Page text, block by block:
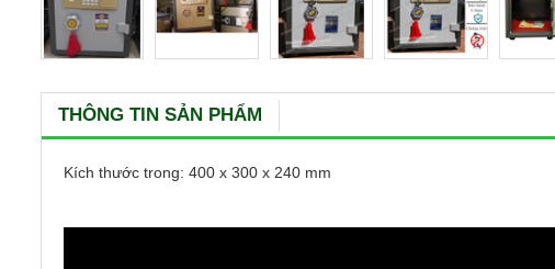
THÔNG TIN SẢN PHẨM
Kích thước trong: 400 x 300 x 240 mm